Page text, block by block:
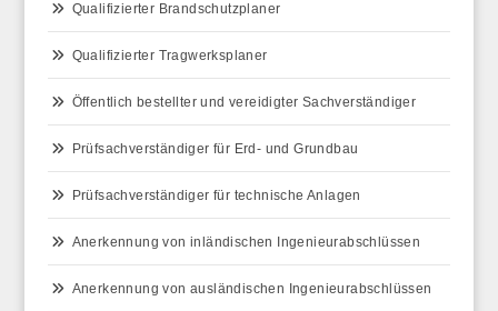
Qualifizierter Brandschutzplaner
Qualifizierter Tragwerksplaner
Öffentlich bestellter und vereidigter Sachverständiger
Prüfsachverständiger für Erd- und Grundbau
Prüfsachverständiger für technische Anlagen
Anerkennung von inländischen Ingenieurabschlüssen
Anerkennung von ausländischen Ingenieurabschlüssen